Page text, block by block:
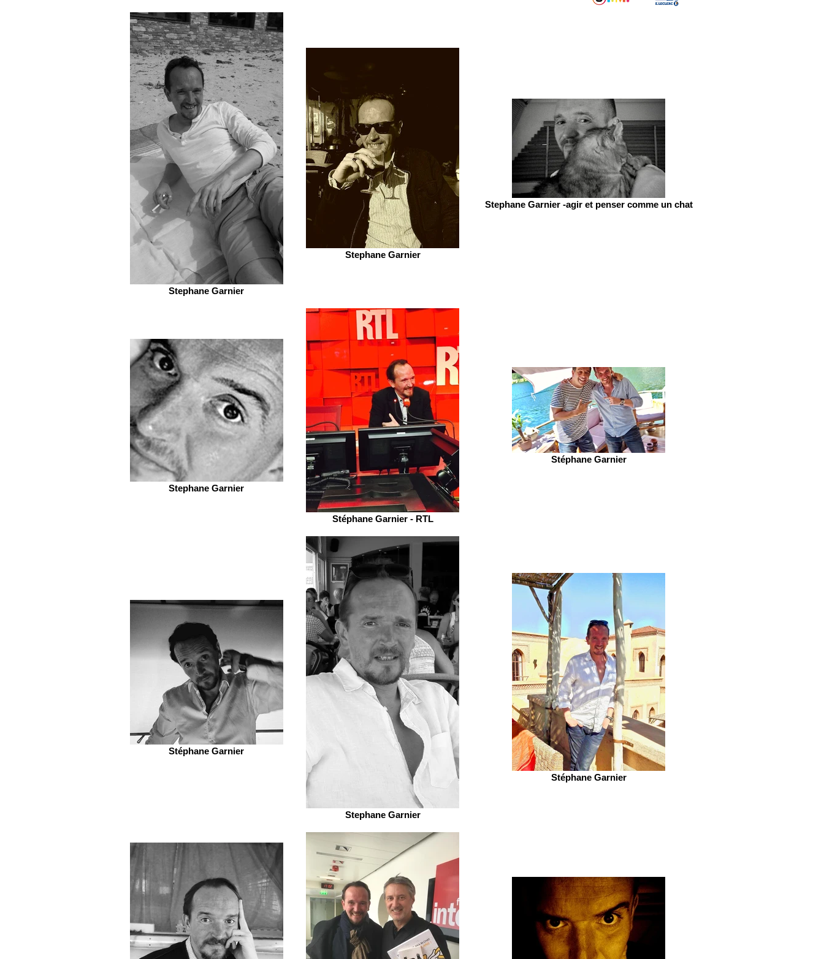
Stephane Garnier
Stephane Garnier
Stephane Garnier -agir et penser comme un chat
Stephane Garnier
Stéphane Garnier - RTL
Stéphane Garnier
Stéphane Garnier
Stephane Garnier
Stéphane Garnier